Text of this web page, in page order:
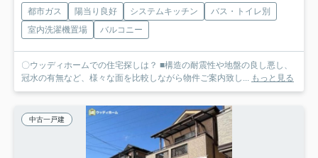
都市ガス 陽当り良好 システムキッチン
バス・トイレ別
室内洗濯機置場
バルコニー
〇ウッディホームでの住宅探しは？ ■構造の耐震性や地盤の良し悪し、
冠水の有無など、様々な面を比較しながら物件ご案内致し... もっと見る
中古一戸建